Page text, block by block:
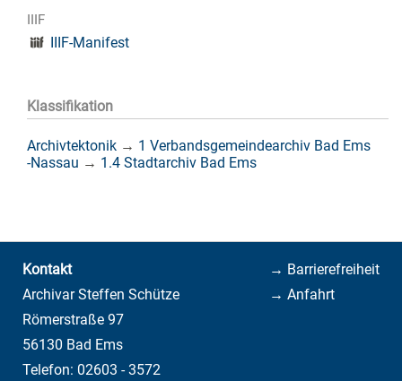
IIIF
IIIF-Manifest
Klassifikation
Archivtektonik → 1 Verbandsgemeindearchiv Bad Ems
-Nassau → 1.4 Stadtarchiv Bad Ems
→ Barrierefreiheit
→ Anfahrt
Kontakt
Archivar Steffen Schütze
Römerstraße 97
56130 Bad Ems
Telefon: 02603 - 3572